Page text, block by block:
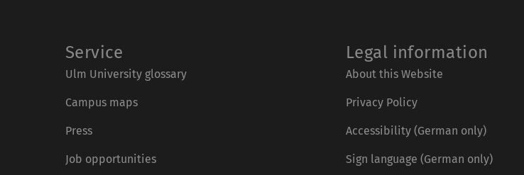
Service
Ulm University glossary
Campus maps
Press
Job opportunities
Legal information
About this Website
Privacy Policy
Accessibility (German only)
Sign language (German only)